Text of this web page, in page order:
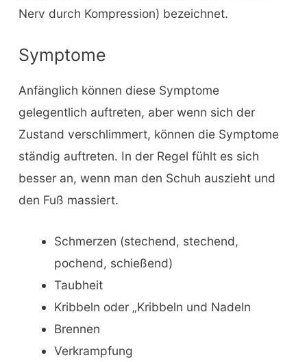
Nerv durch Kompression) bezeichnet.
Symptome
Anfänglich können diese Symptome
gelegentlich auftreten, aber wenn sich der
Zustand verschlimmert, können die Symptome
ständig auftreten. In der Regel fühlt es sich
besser an, wenn man den Schuh auszieht und
den Fuß massiert.
Schmerzen (stechend, stechend,
pochend, schießend)
Taubheit
Kribbeln oder „Kribbeln und Nadeln
Brennen
Verkrampfung